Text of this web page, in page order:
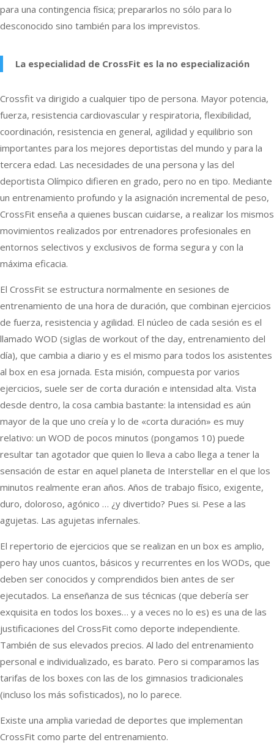
para una contingencia física; prepararlos no sólo para lo
desconocido sino también para los imprevistos.
La especialidad de CrossFit es la no especialización
Crossfit va dirigido a cualquier tipo de persona. Mayor potencia,
fuerza, resistencia cardiovascular y respiratoria, flexibilidad,
coordinación, resistencia en general, agilidad y equilibrio son
importantes para los mejores deportistas del mundo y para la
tercera edad. Las necesidades de una persona y las del
deportista Olímpico difieren en grado, pero no en tipo. Mediante
un entrenamiento profundo y la asignación incremental de peso,
CrossFit enseña a quienes buscan cuidarse, a realizar los mismos
movimientos realizados por entrenadores profesionales en
entornos selectivos y exclusivos de forma segura y con la
máxima eficacia.
El CrossFit se estructura normalmente en sesiones de
entrenamiento de una hora de duración, que combinan ejercicios
de fuerza, resistencia y agilidad. El núcleo de cada sesión es el
llamado WOD (siglas de workout of the day, entrenamiento del
día), que cambia a diario y es el mismo para todos los asistentes
al box en esa jornada. Esta misión, compuesta por varios
ejercicios, suele ser de corta duración e intensidad alta. Vista
desde dentro, la cosa cambia bastante: la intensidad es aún
mayor de la que uno creía y lo de «corta duración» es muy
relativo: un WOD de pocos minutos (pongamos 10) puede
resultar tan agotador que quien lo lleva a cabo llega a tener la
sensación de estar en aquel planeta de Interstellar en el que los
minutos realmente eran años. Años de trabajo físico, exigente,
duro, doloroso, agónico … ¿y divertido? Pues si. Pese a las
agujetas. Las agujetas infernales.
El repertorio de ejercicios que se realizan en un box es amplio,
pero hay unos cuantos, básicos y recurrentes en los WODs, que
deben ser conocidos y comprendidos bien antes de ser
ejecutados. La enseñanza de sus técnicas (que debería ser
exquisita en todos los boxes… y a veces no lo es) es una de las
justificaciones del CrossFit como deporte independiente.
También de sus elevados precios. Al lado del entrenamiento
personal e individualizado, es barato. Pero si comparamos las
tarifas de los boxes con las de los gimnasios tradicionales
(incluso los más sofisticados), no lo parece.
Existe una amplia variedad de deportes que implementan
CrossFit como parte del entrenamiento.